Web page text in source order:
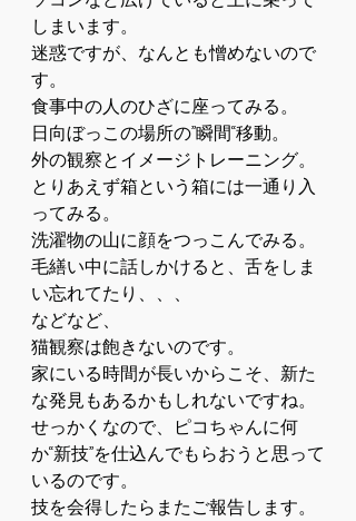
しまいます。
迷惑ですが、なんとも憎めないので
す。
食事中の人のひざに座ってみる。
日向ぼっこの場所の”瞬間“移動。
外の観察とイメージトレーニング。
とりあえず箱という箱には一通り入
ってみる。
洗濯物の山に顔をつっこんでみる。
毛繕い中に話しかけると、舌をしま
い忘れてたり、、、
などなど、
猫観察は飽きないのです。
家にいる時間が長いからこそ、新た
な発見もあるかもしれないですね。
せっかくなので、ピコちゃんに何
か“新技”を仕込んでもらおうと思って
いるのです。
技を会得したらまたご報告します。